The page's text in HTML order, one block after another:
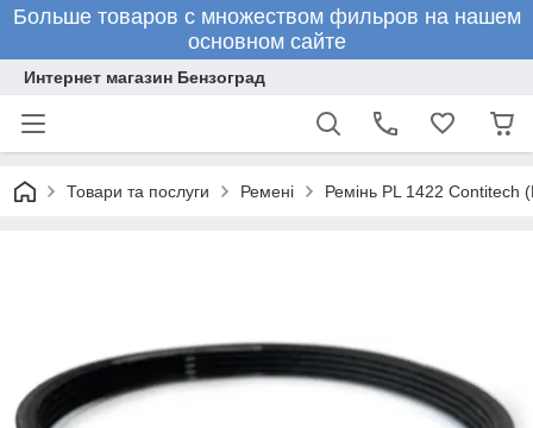
Больше товаров с множеством фильров на нашем
основном сайте
Интернет магазин Бензоград
Товари та послуги Ремені Ремінь PL 1422 Contitech